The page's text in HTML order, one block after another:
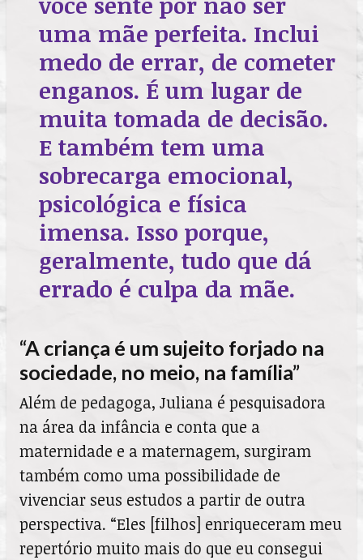
uma mãe perfeita. Inclui
medo de errar, de cometer
enganos. É um lugar de
muita tomada de decisão.
E também tem uma
sobrecarga emocional,
psicológica e física
imensa. Isso porque,
geralmente, tudo que dá
errado é culpa da mãe.
“A criança é um sujeito forjado na
sociedade, no meio, na família”
Além de pedagoga, Juliana é pesquisadora
na área da infância e conta que a
maternidade e a maternagem, surgiram
também como uma possibilidade de
vivenciar seus estudos a partir de outra
perspectiva. “Eles [filhos] enriqueceram meu
repertório muito mais do que eu consegui